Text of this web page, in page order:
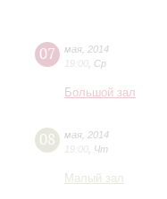
07 мая 2014
19:00 Ср
Большой зал
08 мая 2014
19:00 Чт
Малый зал